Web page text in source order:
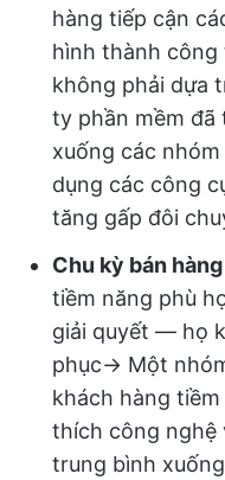
hàng tiếp cận
hình thành công
không phải dựa
ty phần mềm đã
xuống các
dụng các công
tăng gấp đôi
Chu kỳ bán
tiềm năng phù
giải quyết — họ
phục→ Một
khách hàng
thích công nghệ
trung bình